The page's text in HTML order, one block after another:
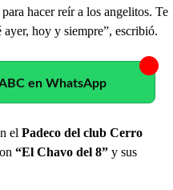
hacer reír a los angelitos. Te
hoy y siempre”, escribió.
en WhatsApp
el Padeco del club Cerro
“El Chavo del 8” y sus